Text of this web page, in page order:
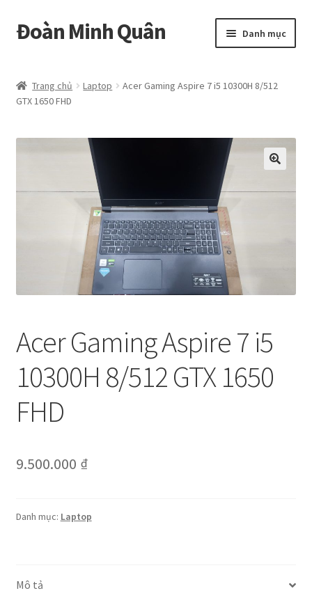
Đi
đến
hướng
Chuyển
đến
dung
Đoàn Minh Quân Danh mục
Curriculum Vitae
Cửa hàng
con
Trang chủ Laptop
Acer Gaming Aspire 7 i5 10300H 8/512
GTX 1650 FHD
Acer Gaming Aspire 7 i5
10300H 8/512 GTX 1650
FHD
9.500.000 ₫
Danh mục: Laptop
Mô tả